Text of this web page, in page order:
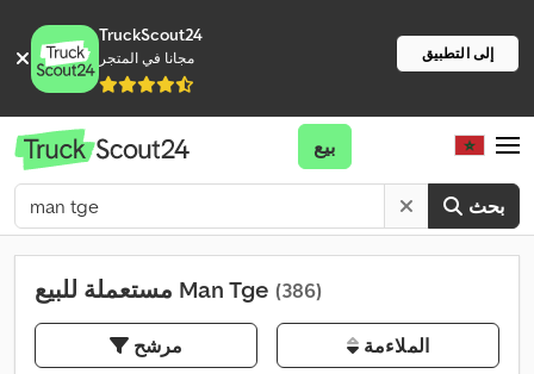
TruckScout24
مجانا في المتجر إلى التطبيق
بحث
بيع
مستعملة للبيع Man Tge (386)
مرشح الملاءمة